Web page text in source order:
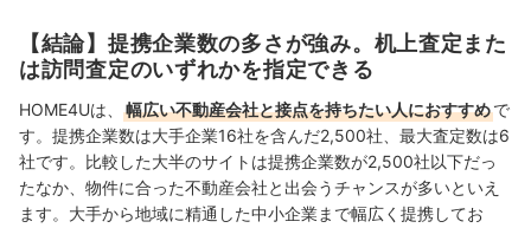
済を専門に解説コンテンツの制作を統括する。 また、
Yahoo!ファイナンスで借入や投資への疑問や基礎知識に
関する連載も担当している。
大島凱斗のプロフィール
【結論】提携企業数の多さが強み。机上査定また
は訪問査定のいずれかを指定できる
HOME4Uは、 幅広い不動産会社と接点を持ちたい人におすすめで
す。提携企業数は大手企業16社を含んだ2,500社、最大査定数は6
社です。比較した大半のサイトは提携企業数が2,500社以下だっ
たなか、物件に合った不動産会社と出会うチャンスが多いといえ
ます。大手から地域に精通した中小企業まで幅広く提携してお